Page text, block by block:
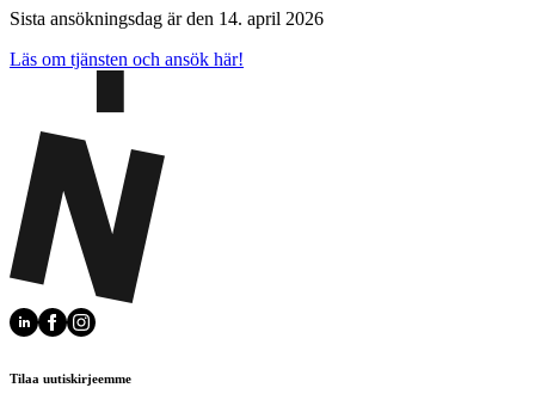
Sista ansökningsdag är den 14. april 2026
Läs om tjänsten och ansök här!
Tilaa uutiskirjeemme